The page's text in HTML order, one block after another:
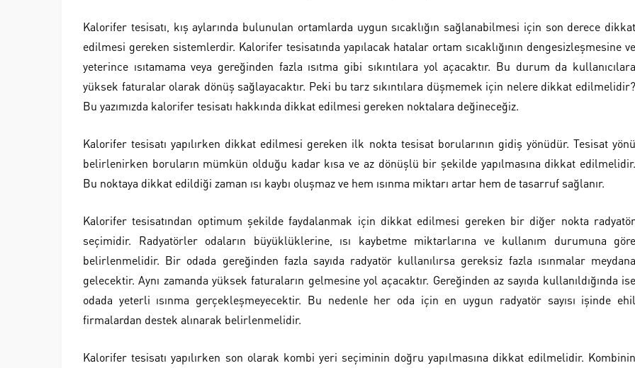
Kalorifer tesisatı, kış aylarında bulunulan ortamlarda uygun sıcaklığın sağlanabilmesi için son derece dikkat
edilmesi gereken sistemlerdir. Kalorifer tesisatında yapılacak hatalar ortam sıcaklığının dengesizleşmesine ve
yeterince ısıtamama veya gereğinden fazla ısıtma gibi sıkıntılara yol açacaktır. Bu durum da kullanıcılara
yüksek faturalar olarak dönüş sağlayacaktır. Peki bu tarz sıkıntılara düşmemek için nelere dikkat edilmelidir?
Bu yazımızda kalorifer tesisatı hakkında dikkat edilmesi gereken noktalara değineceğiz.
Kalorifer tesisatı yapılırken dikkat edilmesi gereken ilk nokta tesisat borularının gidiş yönüdür. Tesisat yönü
belirlenirken boruların mümkün olduğu kadar kısa ve az dönüşlü bir şekilde yapılmasına dikkat edilmelidir.
Bu noktaya dikkat edildiği zaman ısı kaybı oluşmaz ve hem ısınma miktarı artar hem de tasarruf sağlanır.
Kalorifer tesisatından optimum şekilde faydalanmak için dikkat edilmesi gereken bir diğer nokta radyatör
seçimidir. Radyatörler odaların büyüklüklerine, ısı kaybetme miktarlarına ve kullanım durumuna göre
belirlenmelidir. Bir odada gereğinden fazla sayıda radyatör kullanılırsa gereksiz fazla ısınmalar meydana
gelecektir. Aynı zamanda yüksek faturaların gelmesine yol açacaktır. Gereğinden az sayıda kullanıldığında ise
odada yeterli ısınma gerçekleşmeyecektir. Bu nedenle her oda için en uygun radyatör sayısı işinde ehil
firmalardan destek alınarak belirlenmelidir.
Kalorifer tesisatı yapılırken son olarak kombi yeri seçiminin doğru yapılmasına dikkat edilmelidir. Kombinin